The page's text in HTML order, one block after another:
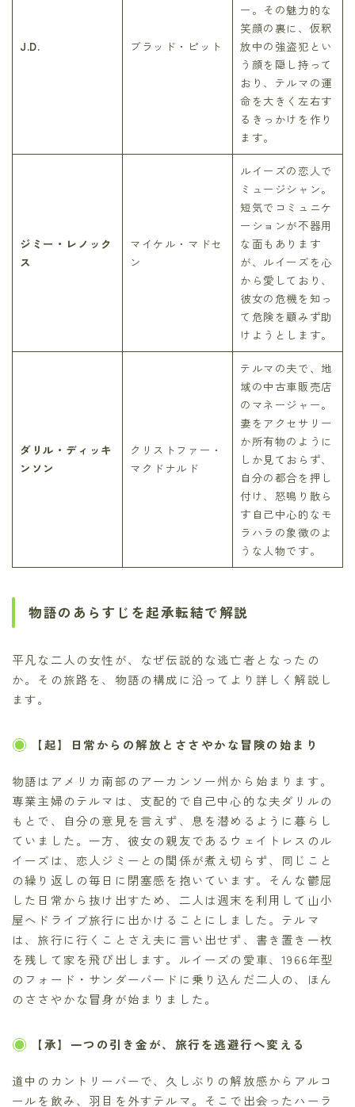
J.D. ブラッド・ピット
ー。その魅力的な
笑顔の裏に、仮釈
放中の強盗犯とい
う顔を隠し持って
おり、テルマの運
命を大きく左右す
るきっかけを作り
ます。
ジミー・レノック
ス
マイケル・マドセ
ン
ルイーズの恋人で
ミュージシャン。
短気でコミュニケ
ーションが不器用
な面もあります
が、ルイーズを心
から愛しており、
彼女の危機を知っ
て危険を顧みず助
けようとします。
ダリル・ディッキ
ンソン
クリストファー・
マクドナルド
テルマの夫で、地
域の中古車販売店
のマネージャー。
妻をアクセサリー
か所有物のように
しか見ておらず、
自分の都合を押し
付け、怒鳴り散ら
す自己中心的なモ
ラハラの象徴のよ
うな人物です。
物語のあらすじを起承転結で解説
平凡な二人の女性が、なぜ伝説的な逃亡者となったの
か。その旅路を、物語の構成に沿ってより詳しく解説し
ます。
【起】日常からの解放とささやかな冒険の始まり
物語はアメリカ南部のアーカンソー州から始まります。
専業主婦のテルマは、支配的で自己中心的な夫ダリルの
もとで、自分の意見を言えず、息を潜めるように暮らし
ていました。一方、彼女の親友であるウェイトレスのル
イーズは、恋人ジミーとの関係が煮え切らず、同じこと
の繰り返しの毎日に閉塞感を抱いています。そんな鬱屈
した日常から抜け出すため、二人は週末を利用して山小
屋へドライブ旅行に出かけることにしました。テルマ
は、旅行に行くことさえ夫に言い出せず、書き置き一枚
を残して家を飛び出します。ルイーズの愛車、1966年型
のフォード・サンダーバードに乗り込んだ二人の、ほん
のささやかな冒身が始まりました。
【承】一つの引き金が、旅行を逃避行へ変える
道中のカントリーバーで、久しぶりの解放感からアルコ
ールを飲み、羽目を外すテルマ。そこで出会ったハーラ